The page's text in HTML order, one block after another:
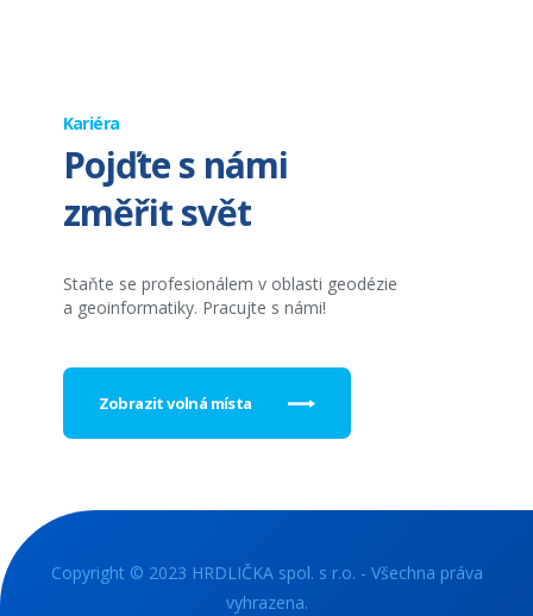
Kariéra
Pojďte s námi
změřit svět
Staňte se profesionálem v oblasti geodézie
a geoinformatiky. Pracujte s námi!
Zobrazit volná místa
Copyright © 2023 HRDLIČKA spol. s r.o. - Všechna práva
vyhrazena.